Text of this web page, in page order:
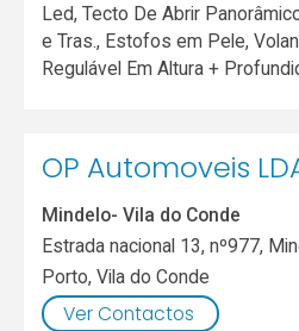
Led, Tecto De Abrir
e Tras., Estofos em Pele,
Regulável Em Altura +
OP Automoveis
Mindelo- Vila do Conde
Estrada nacional 13, nº977,
Porto,Vila do Conde
Ver Contactos